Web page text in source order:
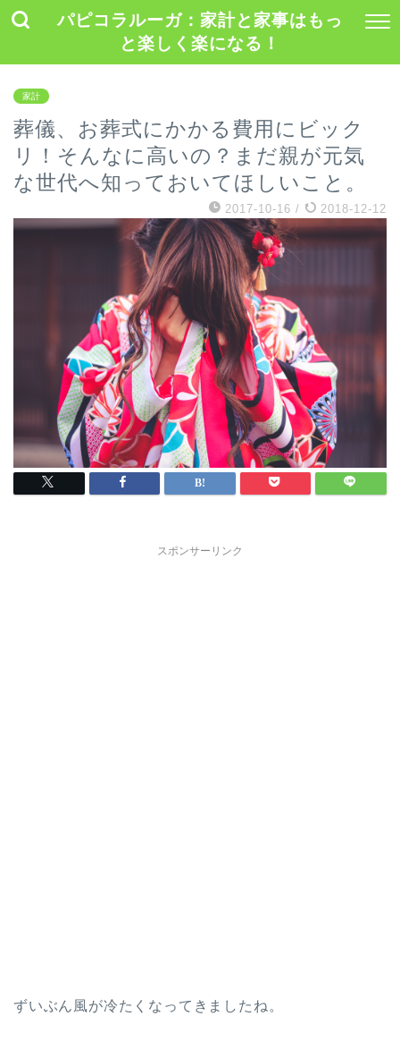
パピコラルーガ：家計と家事はもっ
と楽しく楽になる！
家計
葬儀、お葬式にかかる費用にビック
リ！そんなに高いの？まだ親が元気
な世代へ知っておいてほしいこと。
2017-10-16 / 2018-12-12
スポンサーリンク
ずいぶん風が冷たくなってきましたね。